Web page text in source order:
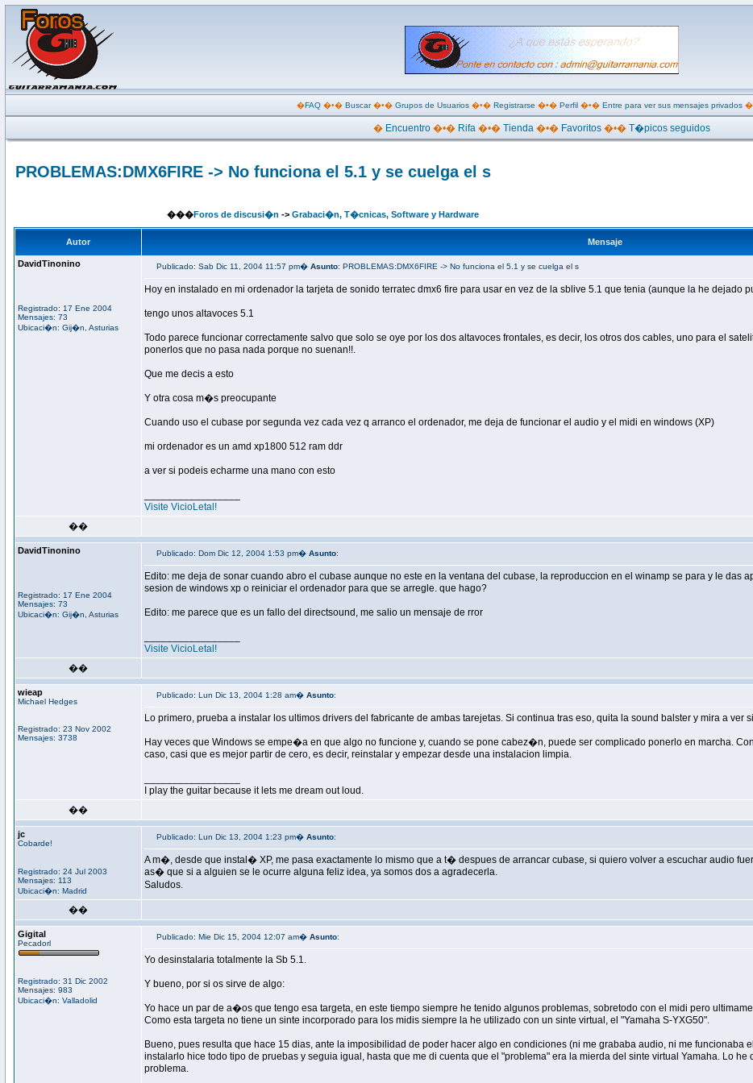
�FAQ�•� Buscar�•� Grupos de Usuarios�•� Registrarse �•� Perfil�•� Entre para ver sus mensajes privados
� Encuentro �•� Rifa �•� Tienda �•� Favoritos �•� T�picos seguidos
PROBLEMAS:DMX6FIRE -> No funciona el 5.1 y se cuelga el s
���Foros de discusi�n -> Grabaci�n, T�cnicas, Software y Hardware
Autor Mensaje
DavidTinonino
Registrado: 17 Ene 2004
Mensajes: 73
Ubicaci�n: Gij�n, Asturias
Publicado: Sab Dic 11, 2004 11:57 pm� Asunto: PROBLEMAS:DMX6FIRE -> No funciona el 5.1 y se cuelga el s
Hoy en instalado en mi ordenador la tarjeta de sonido terratec dmx6 fire para usar en vez de la sblive 5.1 que tenia (aunque la he dejado
tengo unos altavoces 5.1
Todo parece funcionar correctamente salvo que solo se oye por los dos altavoces frontales, es decir, los otros dos cables, uno para el
ponerlos que no pasa nada porque no suenan!!.
Que me decis a esto
Y otra cosa m�s preocupante
Cuando uso el cubase por segunda vez cada vez q arranco el ordenador, me deja de funcionar el audio y el midi en windows (XP)
mi ordenador es un amd xp1800 512 ram ddr
a ver si podeis echarme una mano con esto
Visite VicioLetal!
��
DavidTinonino
Registrado: 17 Ene 2004
Mensajes: 73
Ubicaci�n: Gij�n, Asturias
Publicado: Dom Dic 12, 2004 1:53 pm� Asunto:
Edito: me deja de sonar cuando abro el cubase aunque no este en la ventana del cubase, la reproduccion en el winamp se para y le das
sesion de windows xp o reiniciar el ordenador para que se arregle. que hago?
Edito: me parece que es un fallo del directsound, me salio un mensaje de rror
Visite VicioLetal!
��
wieap
Michael Hedges
Registrado: 23 Nov 2002
Mensajes: 3738
Publicado: Lun Dic 13, 2004 1:28 am� Asunto:
Lo primero, prueba a instalar los ultimos drivers del fabricante de ambas tarejetas. Si continua tras eso, quita la sound balster y mira a ver
Hay veces que Windows se empe�a en que algo no funcione y, cuando se pone cabez�n, puede ser complicado ponerlo en marcha.
caso, casi que es mejor partir de cero, es decir, reinstalar y empezar desde una instalacion limpia.
I play the guitar because it lets me dream out loud.
��
jc
Cobarde!
Registrado: 24 Jul 2003
Mensajes: 113
Ubicaci�n: Madrid
Publicado: Lun Dic 13, 2004 1:23 pm� Asunto:
A m�, desde que instal� XP, me pasa exactamente lo mismo que a t� despues de arrancar cubase, si quiero volver a escuchar audio
as� que si a alguien se le ocurre alguna feliz idea, ya somos dos a agradecerla.
Saludos.
��
Gigital
Pecadorl
Registrado: 31 Dic 2002
Mensajes: 983
Ubicaci�n: Valladolid
Publicado: Mie Dic 15, 2004 12:07 am� Asunto:
Yo desinstalaria totalmente la Sb 5.1.
Y bueno, por si os sirve de algo:
Yo hace un par de a�os que tengo esa targeta, en este tiempo siempre he tenido algunos problemas, sobretodo con el midi pero
Como esta targeta no tiene un sinte incorporado para los midis siempre la he utilizado con un sinte virtual, el "Yamaha S-YXG50".
Bueno, pues resulta que hace 15 dias, ante la imposibilidad de poder hacer algo en condiciones (ni me grababa audio, ni me funcionaba
instalarlo hice todo tipo de pruebas y seguia igual, hasta que me di cuenta que el "problema" era la mierda del sinte virtual Yamaha. Lo
problema.